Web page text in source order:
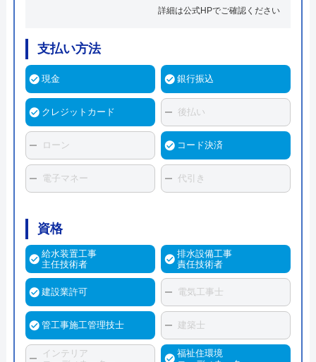
詳細は公式HPでご確認ください
支払い方法
現金 銀行振込
クレジットカード 後払い
ローン コード決済
電子マネー 代引き
資格
給水装置工事
主任技術者
排水設備工事
責任技術者
建設業許可 電気工事士
管工事施工管理技士 建築士
インテリア
福祉住環境